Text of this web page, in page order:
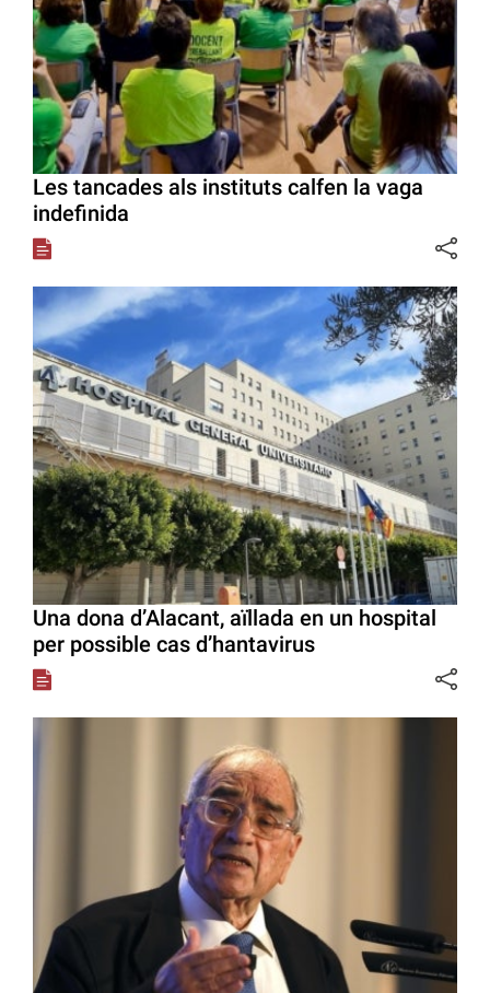
Les tancades als instituts calfen la vaga
indefinida
Una dona d’Alacant, aïllada en un hospital
per possible cas d’hantavirus